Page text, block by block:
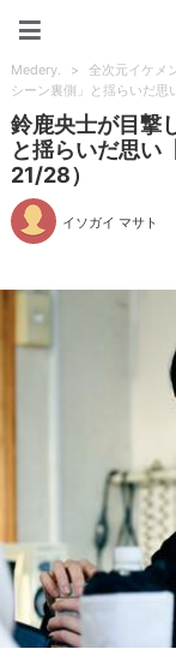
Medery. > 全次元イケメ
シーン裏側」と揺らいだ思
鈴鹿央士が目撃
と揺らいだ思い
21/28）
イソガイ マサト